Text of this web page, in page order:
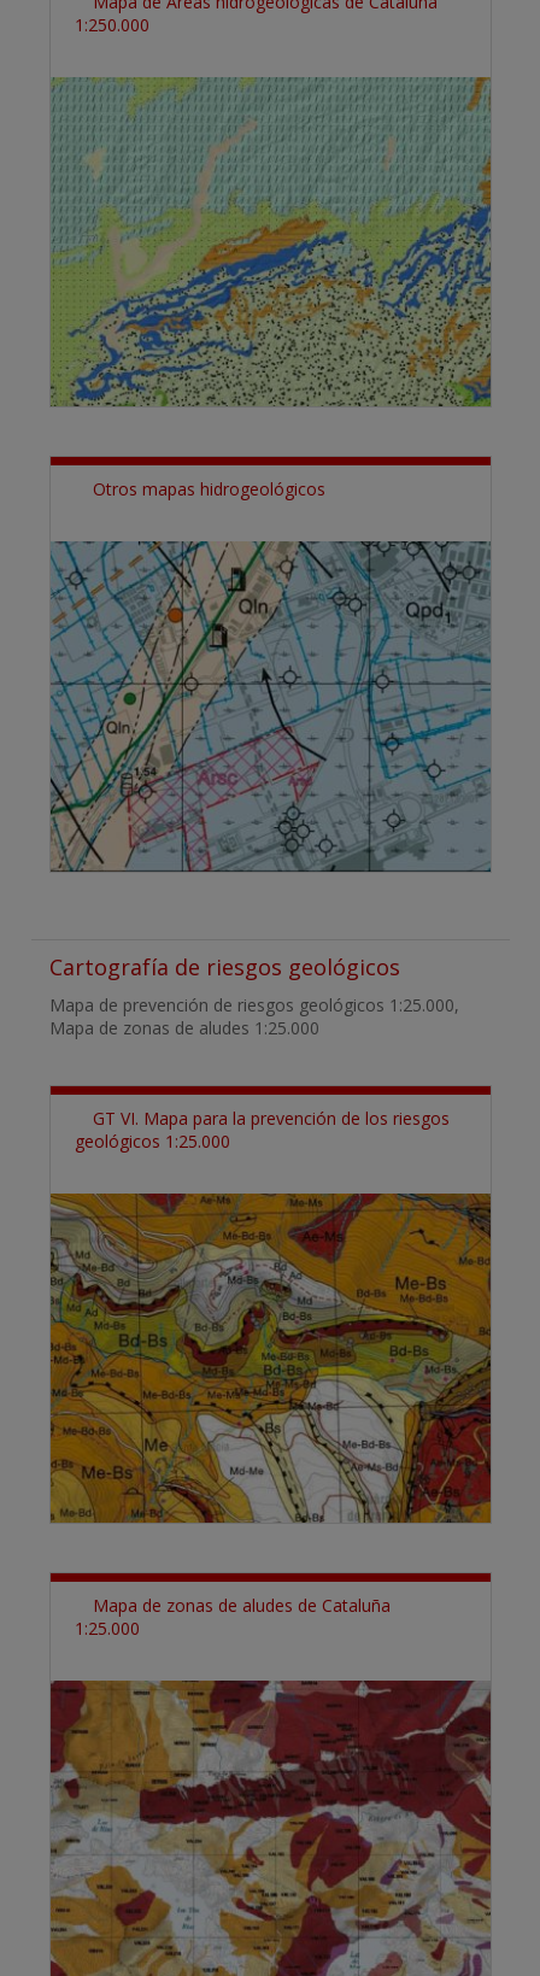
1:250.000
Otros mapas hidrogeológicos
Cartografía de riesgos geológicos
Mapa de prevención de riesgos geológicos 1:25.000,
Mapa de zonas de aludes 1:25.000
GT VI. Mapa para la prevención de los riesgos
geológicos 1:25.000
Mapa de zonas de aludes de Cataluña
1:25.000